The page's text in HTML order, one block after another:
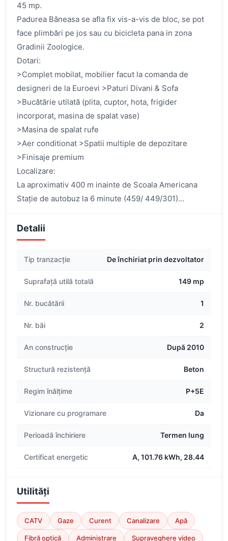
45 mp.
Padurea Băneasa se afla fix vis-a-vis de bloc, se pot
face plimbări pe jos sau cu bicicleta pana in zona
Gradinii Zoologice.
Dotari:
>Complet mobilat, mobilier facut la comanda de
designeri de la Euroevi >Paturi Divani & Sofa
>Bucătărie utilată (plita, cuptor, hota, frigider
incorporat, masina de spalat vase)
>Masina de spalat rufe
>Aer conditionat >Spatii multiple de depozitare
>Finisaje premium
Localizare:
La aproximativ 400 m inainte de Scoala Americana
Stație de autobuz la 6 minute (459/ 449/301)...
Detalii
Tip tranzacție De închiriat prin dezvoltator
Suprafață utilă totală 149 mp
Nr. bucătării 1
Nr. băi 2
An construcție După 2010
Structură rezistență Beton
Regim înălțime P+5E
Vizionare cu programare Da
Perioadă închiriere Termen lung
Certificat energetic A, 101.76 kWh, 28.44
Utilități
CATV Gaze Curent Canalizare Apă
Fibră optică Administrare Supraveghere video